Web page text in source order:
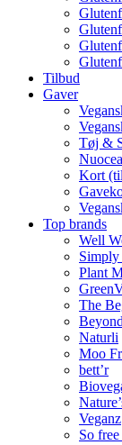
Tilbud
Gaver
Tøj &
Kort
Top brands
Well
Simply
Plant
The
Naturli
Moo
bett’r
Veganz
So